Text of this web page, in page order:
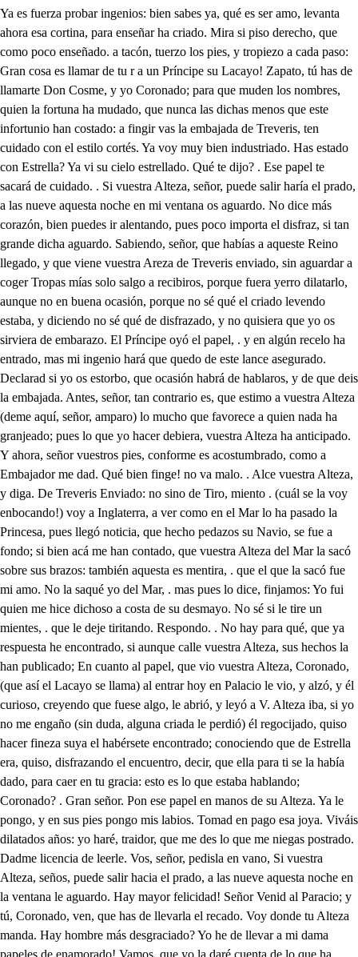
Ya es fuerza probar ingenios: bien sabes ya, qué es ser amo, levanta ahora esa cortina, para enseñar ha criado. Mira si piso derecho, que como poco enseñado. a tacón, tuerzo los pies, y tropiezo a cada paso: Gran cosa es llamar de tu r a un Príncipe su Lacayo! Zapato, tú has de llamarte Don Cosme, y yo Coronado; para que muden los nombres, quien la fortuna ha mudado, que nunca las dichas menos que este infortunio han costado: a fingir vas la embajada de Treveris, ten cuidado con el estilo cortés. Ya voy muy bien industriado. Has estado con Estrella? Ya vi su cielo estrellado. Qué te dijo? . Ese papel te sacará de cuidado. . Si vuestra Alteza, señor, puede salir haría el prado, a las nueve aquesta noche en mi ventana os aguardo. No dice más corazón, bien puedes ir alentando, pues poco importa el disfraz, si tan grande dicha aguardo. Sabiendo, señor, que habías a aqueste Reino llegado, y que viene vuestra Areza de Treveris enviado, sin aguardar a coger Tropas mías solo salgo a recibiros, porque fuera yerro dilatarlo, aunque no en buena ocasión, porque no sé qué el criado levendo estaba, y diciendo no sé qué de disfrazado, y no quisiera que yo os sirviera de embarazo. El Príncipe oyó el papel, . y en algún recelo ha entrado, mas mi ingenio hará que quedo de este lance asegurado. Declarad si yo os estorbo, que ocasión habrá de hablaros, y de que deis la embajada. Antes, señor, tan contrario es, que estimo a vuestra Alteza (deme aquí, señor, amparo) lo mucho que favorece a quien nada ha granjeado; pues lo que yo hacer debiera, vuestra Alteza ha anticipado. Y ahora, señor vuestros pies, conforme es acostumbrado, como a Embajador me dad. Qué bien finge! no va malo. . Alce vuestra Alteza, y diga. De Treveris Enviado: no sino de Tiro, miento . (cuál se la voy enbocando!) voy a Inglaterra, a ver como en el Mar lo ha pasado la Princesa, pues llegó noticia, que hecho pedazos su Navio, se fue a fondo; si bien acá me han contado, que vuestra Alteza del Mar la sacó sobre sus brazos: también aquesta es mentira, . que el que la sacó fue mi amo. No la saqué yo del Mar, . mas pues lo dice, finjamos: Yo fui quien me hice dichoso a costa de su desmayo. No sé si le tire un mientes, . que le deje tiritando. Respondo. . No hay para qué, que ya respuesta he encontrado, si aunque calle vuestra Alteza, sus hechos la han publicado; En cuanto al papel, que vio vuestra Alteza, Coronado, (que así el Lacayo se llama) al entrar hoy en Palacio le vio, y alzó, y él curioso, creyendo que fuese algo, le abrió, y leyó a V. Alteza iba, si yo no me engaño (sin duda, alguna criada le perdió) él regocijado, quiso hacer fineza suya el habérsete encontrado; conociendo que de Estrella era, quiso, disfrazando el encuentro, decir, que ella para ti se la había dado, para caer en tu gracia: esto es lo que estaba hablando; Coronado? . Gran señor. Pon ese papel en manos de su Alteza. Ya le pongo, y en sus pies pongo mis labios. Tomad en pago esa joya. Viváis dilatados años: yo haré, traidor, que me des lo que me niegas postrado. Dadme licencia de leerle. Vos, señor, pedisla en vano, Si vuestra Alteza, seños, puede salir hacia el prado, a las nueve aquesta noche en la ventana le aguardo. Hay mayor felicidad! Señor Venid al Paracio; y tú, Coronado, ven, que has de llevarla el recado. Voy donde tu Alteza manda. Hay hombre más desgraciado? Yo he de llevar a mi dama papeles de enamorado! Vamos, que yo la daré cuenta de lo que ha Loco pensamiento mío, adónde te has despeñado? esperas ser aplaudido, oh quieres ser despreciado? Adoras quién no te estima? Ah aleve! ah mudable! ah falso! como flechas de Cupido tan diestramente volaron, que cuanto más de ellas huyes, te atajan más presto el paso? Tú no dijiste que habías: pero qué digo? qué hablo, si es cada aliento un cuchillo, y un dobal? acuda el llanto, borren sus largos raudales del Príncipe agravios tantos: el Príncipe me desprecia, y es mi prima su cuidado? me excede a mí en la hermosura? ojalá el salado charco, antes que ver mis desprecios, en sus olas anegado; más tente voz, no prosigas, no prosigas, sella el labio: Yo del Príncpe quejosa? debiera ser al contrario, debiera el Príncipe amarme, yo al Príncipe despreciarlo; porque siempre las mujeres han de obrar con tal recato, que cuando más aman, mas firmes han de estar negando; pero si ya me vencí, si el Dios ciego en mí ha reinado, que he de hacer (pobre de mí!) sino es sentir, y llorarlo? En fin, ya estoy arriesgada: quiero llamar un criado, y declarar por escrito, a el Príncipe mi cuidado: digo? . Dichoso seré, si acaso hubiere acertado en salir a vuestras voces. Aunque a vos no os he llamado, un secreto he de fiar de v Entraos en ese cuarto: un pape! para el Príncipe he de daros, el premio yo os le prometo, si le entregáis con recato. Qué más premio puede haber, señora, que el agradaros? Que en servir a las mujeres, hemos visto ejemplos artos, y obedeciendo a la tierra, camina el Sol a el Ocaso. Tanta urbanidad gastáis? Soy, señora, poco urbanos mas son razones dictadas de influjos de vuestros rayos, pues si el ignorante es ciego, y es la ceguedad un Caos, a el salir vos a este sitio las tinieblas se ausentaron; perdonad, señora, que esto no es causa para agraviaros, que la verdad nunca ofende, y es delito lo contrario, ni vos podéis persuadiros, que he de ser yo tan osado. Cómo es fácil que lo crea? A lo que os he dicho vamos. Rodulfo, bien podéis ya aquese disfraz quitaros, que quien tal amparo tiene, para qué anda disfrazado? Id a los rayos de Inés, que ellos podrán alumbraros. Salid del Caos oscuro de ese disfraz, a lo claro, que si no sois conocido, mal seréis reverenciado: Yo me voy, porque me ofusca tanta luz como ha sembrado en aquesta cuadra Inés. Si esos acentos tiranos son quizá porque te olvide, el remedio está en la mano; declara quien soy verás mi cuello a tus pies postrado. Si es delito que un papel, en el disfraz de criado, llevé a el Príncipe venganza puedes tomar de contado, que este ha sido mi delito; pero dirás que te agravio, porque qué mayor ofensa, que a el Príncipe andar llevando papeles de Doña Inés? Sella la voz, sella el labio: Si sabes que un papel mío diste a el Príncipe en sus manos, qué mayores evidencias puede haber de qué te enfado? Si fuera el papel de Inés, qué poco le hubieras dado, te hicieras desentendido, y hubieras le hecho pedazos. Absorta, y fuera de mí, mi pundonor olvidando. Tú eres Príncipe de Tiro? Pero qué es lo que he escuchado! Estrella, Príncipe llama a aquel humilde criado! Prima Estrella? Inés lo ha oído, y es fuerza disimularlo. A quién Príncipe de Tiro llamabas? . A este, que ufano, con palabras amorosas intento tener su trato; y hablando por má mi honor, a el ver tan gran desacato, airada le pregunté, si había resucitado de Tiro el Príncipe? pues solo él cupo en mi cuidado; tú eres Príncipe de Tiro? (le dije) considerando, que después que él feneció, es quien adoró Fernando. Anda, que Flora dará lo que te tengo encargado. Voy, señora, a obedeceros; Qué bien que lo ha remediado! No creas tal osadía. A ver a Don Cosme vamos. Ya, señor, que tu tristeza en mi pecho ha ocasionado, que te acompañe en sentir acasos, que no has contado a mis lealtades, quizá algo de mi sospechando, permite que yo te dé la satisfacción, que cuando tu pecho no me revelas, sin duda yo lo he causado; la satisfacción que doy, es suplicarte humillado, que proceda tu rigor contra mí, que si he pecado en algo contra ti, pido, que el perdón sea, cortando de mi cuello la cabeza, para que puesta en un plato, pueda servir de escarmiento a todo traidor vasallo. Antes, Duque, es tan distinto (qué mal que pronuncia el labio!) cuando preso el pensamiento, de dos extremos contrarios, sin saber a cual acuda, está el pecho vacilando. Señor, no me respondéis? Sabed, Duque, que me hallo en el lance más terrible, en caso más apretado, que ha imaginado el discurso: dos papeles han causado mi tristeza uno me dio ahora a el entrar Coronado, el otro me dio endenantes, en dos partes soy llamado, y aunque el un sitio aborrezco, es fuerta acudir a entrambos. A uno, me obliga el amor; al otro, lo cortesano; Estrella, y Inés me llaman, una hora me han señalado. Si a una falto, es poco amor: si a la otra, soy poco urbano, entre aquestos dos extremos anda el discurso dudando, lo de fino, amante lidia, con el poder soberano, y aunque son fuertes potencias, por ninguno queda el campo. El amor dice que vaya a Estrella, y me ataja el paso la Corona, porque son sus fuertes grillos pesados. Señor, si aquesa es tu pena, salgamos los dos al prado, que la ocasión nos dirá lo que hacer debemos. Vamos, que alguna vez la fortuna ha de dejarse al acaso. Flora, en lance tan terrible, qué hemos de hacer? Acostarnos, y decir que estamos malas, y así no podrán culparnos. No, Flora, yo tengo aviso, de que al Príncipe ha llamado Inés a la milma hora, yo en el balcón esperando he de estar a que ellos vengana y mi nombre equivocando, si es el Príncipe, hablarele con requiebros, con halagos; y si es Rodulfo, podré dar fin a tantos cuidados. Pues, señora, ven que es tarde, y va la hora llegando. Vamos, donde a mi fortuna, o principio, o fin pongamos. Cómo va de Embajador? Señor, estoy bien hallado con mi oficio, aqueste oficio había de durar mil años, en él hay lindos capones, lindos faisanes, y pabos, se llena muy bien la panza, y en fin, hay amo criado, Ya en la ventana parece que se ve Estrella esperando. Oh lo que tarda en llegar consuelo al desconsolado! Estrella? Quién con mi nombre es el que llama? . Fernando. Ay pobre de mí, que dije . que era Estrella! Bien llegado sea a este sitio su Alteza. Con el nombre se ha engañado; . dichoso yo, si a tal hora, señora, hubiere llegado, que mereciere un favor. Vuestro lenguaje he ignorado Príncipe; si solo vos sois a quien estimo, y amo, qué dudáis de mí? Que en mí cuanto puedo, cuanto valgo todo es vuestro: qué mal fiojo! Ese favor he esperado de tu boca: qué disculpa podrás haber encontrado? No ignoraba que era yo por Ferna